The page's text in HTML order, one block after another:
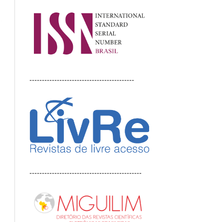
------------------------------------------
---------------------------------------------